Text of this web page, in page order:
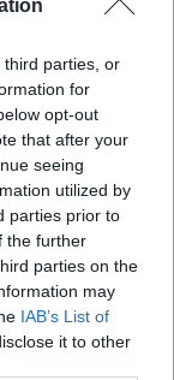
third parties, or
for
opt-out
that after your
seeing
utilized by
parties prior to
the further
parties on the
may
IAB’s List of
it to other